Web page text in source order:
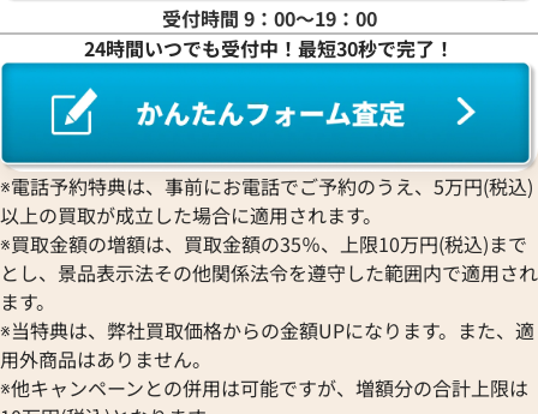
サンローラン ブレスレット
参考買取価格
12,000円
2025年12月17日時点
サンローラン ブレ
参考買取価格
12,000
2025年6月17日時
受付時間 9：00〜19：00
24時間いつでも受付中！最短30秒で完了！
※電話予約特典は、事前にお電話でご予約のうえ、5万円(税込)
以上の買取が成立した場合に適用されます。
※買取金額の増額は、買取金額の35％、上限10万円(税込)まで
とし、景品表示法その他関係法令を遵守した範囲内で適用され
ます。
※当特典は、弊社買取価格からの金額UPになります。また、適
用外商品はありません。
※他キャンペーンとの併用は可能ですが、増額分の合計上限は